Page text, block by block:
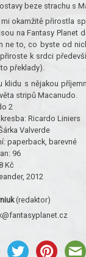
beze strachu s
okamžitě přirostla
na Fantasy Planet
ne to, co byste od
k srdci
překlady).
klidu s nějakou
stripů Macanudo.
2
Ricardo Liniers
Valverde
paperback, barevné
96
Kč
2012
(redaktor)